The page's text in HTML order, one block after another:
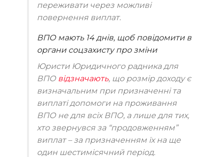
переживати через можливі
повернення виплат.
ВПО мають 14 днів, щоб повідомити в
органи соцзахисту про зміни
Юристи Юридичного радника для
ВПО відзначають, що розмір доходу є
визначальним при призначенні та
виплаті допомоги на проживання
ВПО не для всіх ВПО, а лише для тих,
хто звернувся за “продовженням”
виплат – за призначенням їх на ще
один шестимісячний період.